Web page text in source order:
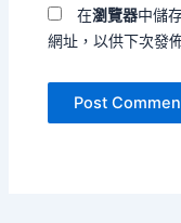
在瀏覽器中儲
網址，以供下次發